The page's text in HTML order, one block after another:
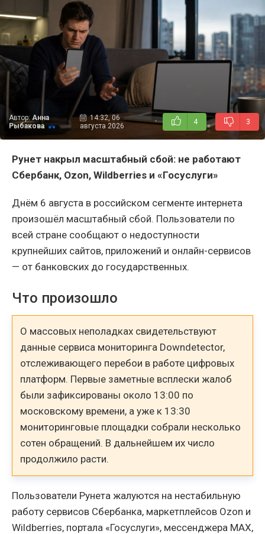
Автор: Анна
Рыбакова
14:32, 06
августа 2026
4 3
Рунет накрыл масштабный сбой: не работают
Сбербанк, Ozon, Wildberries и «Госуслуги»
Днём 6 августа в российском сегменте интернета
произошёл масштабный сбой. Пользователи по
всей стране сообщают о недоступности
крупнейших сайтов, приложений и онлайн-сервисов
— от банковских до государственных.
Что произошло
О массовых неполадках свидетельствуют
данные сервиса мониторинга Downdetector,
отслеживающего перебои в работе цифровых
платформ. Первые заметные всплески жалоб
были зафиксированы около 13:00 по
московскому времени, а уже к 13:30
мониторинговые площадки собрали несколько
сотен обращений. В дальнейшем их число
продолжило расти.
Пользователи Рунета жалуются на нестабильную
работу сервисов Сбербанка, маркетплейсов Ozon и
Wildberries, портала «Госуслуги», мессенджера MAX,